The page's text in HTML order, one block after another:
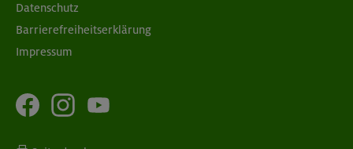
Datenschutz
Barrierefreiheitserklärung
Impressum